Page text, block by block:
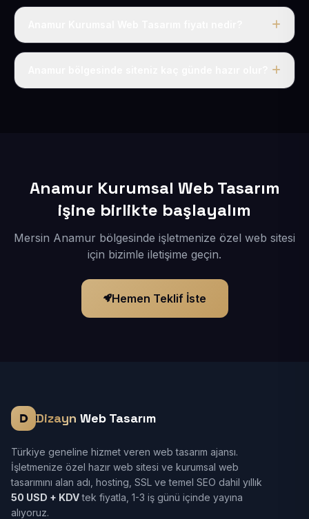
Tek fiyat uygulanır: yıllık 50 USD + KDV. Bu bedele alan
Anamur Kurumsal Web Tasarım
işine birlikte başlayalım
Mersin Anamur bölgesinde işletmenize özel web sitesi
için bizimle iletişime geçin.
Hemen Teklif İste
Dizayn Web Tasarım
Türkiye geneline hizmet veren web tasarım ajansı.
İşletmenize özel hazır web sitesi ve kurumsal web
tasarımını alan adı, hosting, SSL ve temel SEO dahil yıllık
50 USD + KDVtek fiyatla, 1-3 iş günü içinde yayına
alıyoruz.